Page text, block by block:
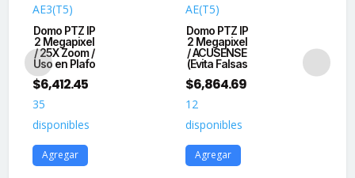
AE3(T5)
Domo PTZ IP
2 Megapixel
/ 25X Zoom /
Uso en Plafo
$6,412.45
35
disponibles
Agregar
AE(T5)
Domo PTZ IP
2 Megapixel
/ ACUSENSE
(Evita Falsas
$6,864.69
12
disponibles
Agregar